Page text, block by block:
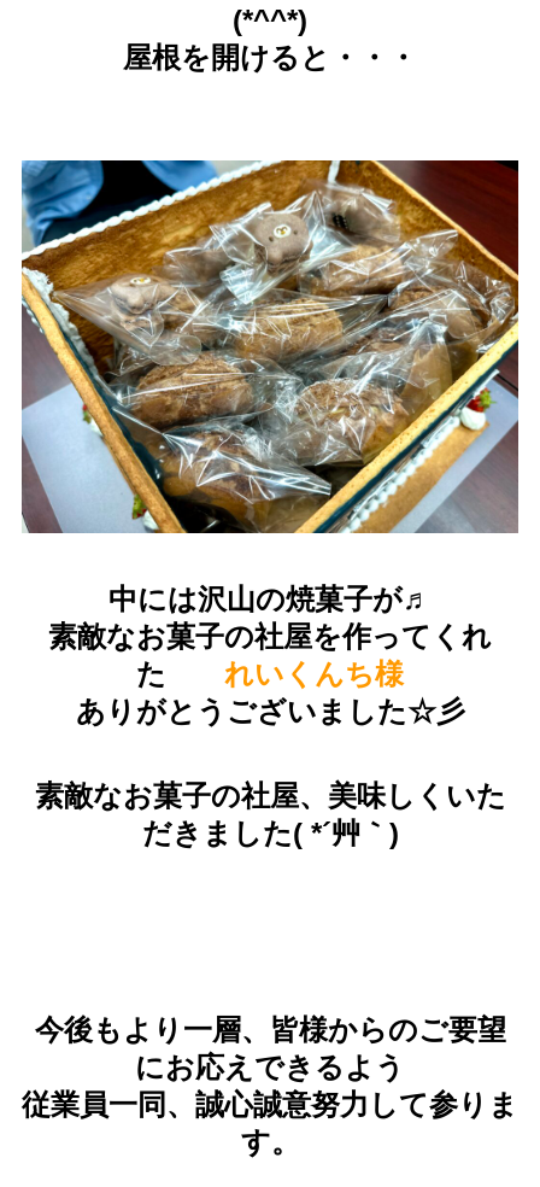
(*^^*)
屋根を開けると・・・
中には沢山の焼菓子が♬
素敵なお菓子の社屋を作ってくれ
た れいくんち様
ありがとうございました☆彡
素敵なお菓子の社屋、美味しくいた
だきました( *´艸｀)
今後もより一層、皆様からのご要望
にお応えできるよう
従業員一同、誠心誠意努力して参りま
す。